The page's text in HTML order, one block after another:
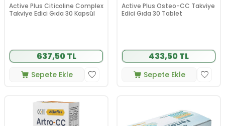
Active Plus Citicoline Complex
Takviye Edici Gıda 30 Kapsül
637,50 TL
Sepete Ekle
Active Plus Osteo-CC Takviye
Edici Gıda 30 Tablet
433,50 TL
Sepete Ekle